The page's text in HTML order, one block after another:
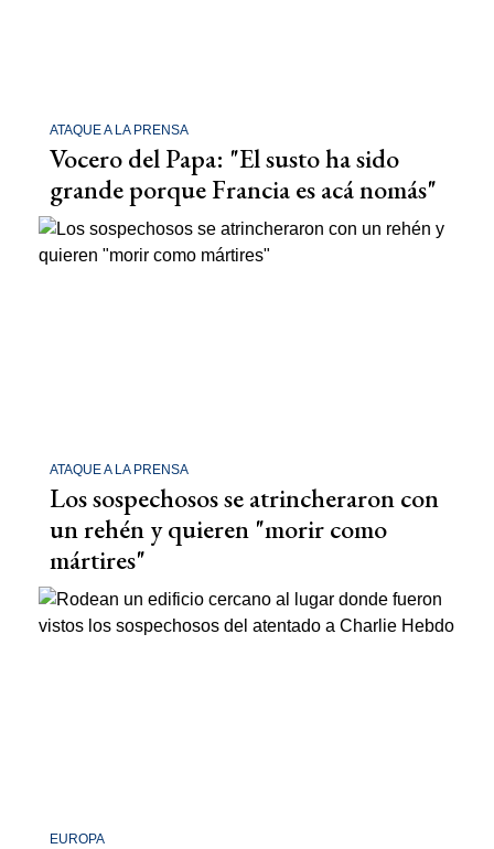
ATAQUE A LA PRENSA
Vocero del Papa: "El susto ha sido
grande porque Francia es acá nomás"
ATAQUE A LA PRENSA
Los sospechosos se atrincheraron con
un rehén y quieren "morir como
mártires"
EUROPA